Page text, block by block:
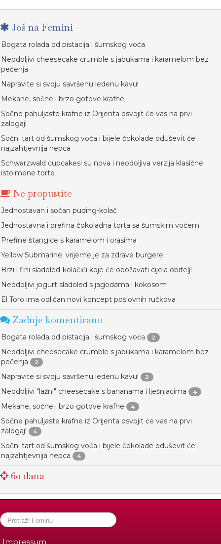
Još na Femini
Bogata rolada od pistacija i šumskog voća
Neodoljivi cheesecake crumble s jabukama i karamelom bez
pečenja
Napravite si svoju savršenu ledenu kavu!
Mekane, sočne i brzo gotove krafne
Sočne pahuljaste krafne iz Orijenta osvojit će vas na prvi
zalogaj!
Sočni tart od šumskog voća i bijele čokolade oduševit će i
najzahtjevnija nepca
Schwarzwald cupcakesi su nova i neodoljiva verzija klasične
istoimene torte
Ne propustite
Jednostavan i sočan puding-kolač
Jednostavna i prefina čokoladna torta sa šumskim voćem
Prefine štangice s karamelom i orasima
Yellow Submarine: vrijeme je za zdrave burgere
Brzi i fini sladoled-kolačići koje će obožavati cijela obitelj!
Neodoljivi jogurt sladoled s jagodama i kokosom
El Toro ima odličan novi koncept poslovnih ručkova
Zadnje komentirano
Bogata rolada od pistacija i šumskog voća 2
Neodoljivi cheesecake crumble s jabukama i karamelom bez
pečenja
2
Napravite si svoju savršenu ledenu kavu! 2
Neodoljivi "lažni" cheesecake s bananama i lješnjacima 4
Mekane, sočne i brzo gotove krafne 4
Sočne pahuljaste krafne iz Orijenta osvojit će vas na prvi
zalogaj!
4
Sočni tart od šumskog voća i bijele čokolade oduševit će i
najzahtjevnija nepca
4
60 dana
Impressum